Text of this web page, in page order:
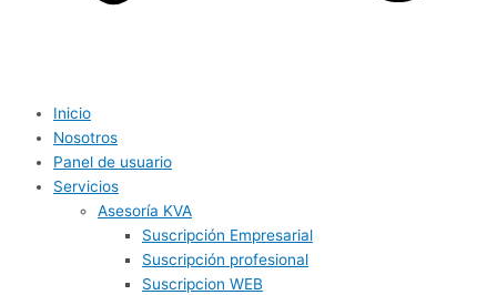
Inicio
Nosotros
Panel de usuario
Servicios
Asesoría KVA
Suscripción Empresarial
Suscripción profesional
Suscripcion WEB